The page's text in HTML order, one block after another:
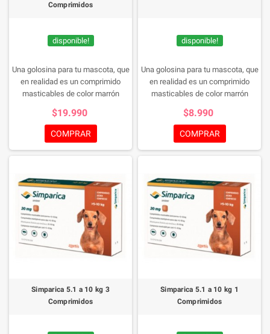
Comprimidos
disponible!
Una golosina para tu mascota, que
en realidad es un comprimido
masticables de color marrón
$19.990
COMPRAR
disponible!
Una golosina para tu mascota, que
en realidad es un comprimido
masticables de color marrón
los bordes redondeados para el
tratamiento de las infestaciones
por garrapatas y pulgas y el
tratamiento de la sarna sarcóptica
tu mascota de manera rica y
sencilla.
$8.990
COMPRAR
Simparica 5.1 a 10 kg 3
Comprimidos
Simparica 5.1 a 10 kg 1
Comprimidos